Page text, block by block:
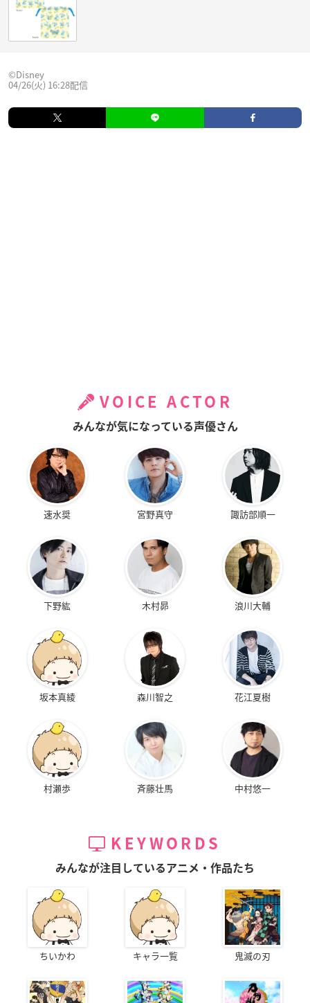
©Disney
04/26(火) 16:28配信
VOICE ACTOR
みんなが気になっている声優さん
速水奨 宮野真守 諏訪部順一
下野紘 木村昴 浪川大輔
坂本真綾 森川智之 花江夏樹
村瀬歩 斉藤壮馬 中村悠一
KEYWORDS
みんなが注目しているアニメ・作品たち
ちいかわ キャラ一覧 鬼滅の刃